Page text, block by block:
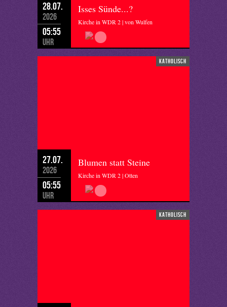
28.07.
2026
05:55
Uhr
Isses Sünde...?
Kirche in WDR 2 | von Wulfen
katholisch
27.07.
2026
05:55
Uhr
Blumen statt Steine
Kirche in WDR 2 | Otten
katholisch